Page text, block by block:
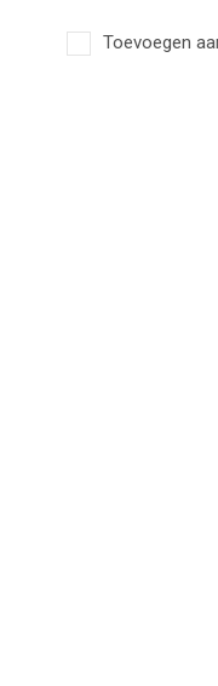
Toevoegen